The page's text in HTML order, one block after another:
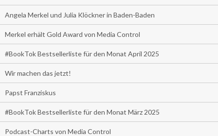
Angela Merkel und Julia Klöckner in Baden-Baden
Merkel erhält Gold Award von Media Control
#BookTok Bestsellerliste für den Monat April 2025
Wir machen das jetzt!
Papst Franziskus
#BookTok Bestsellerliste für den Monat März 2025
Podcast-Charts von Media Control